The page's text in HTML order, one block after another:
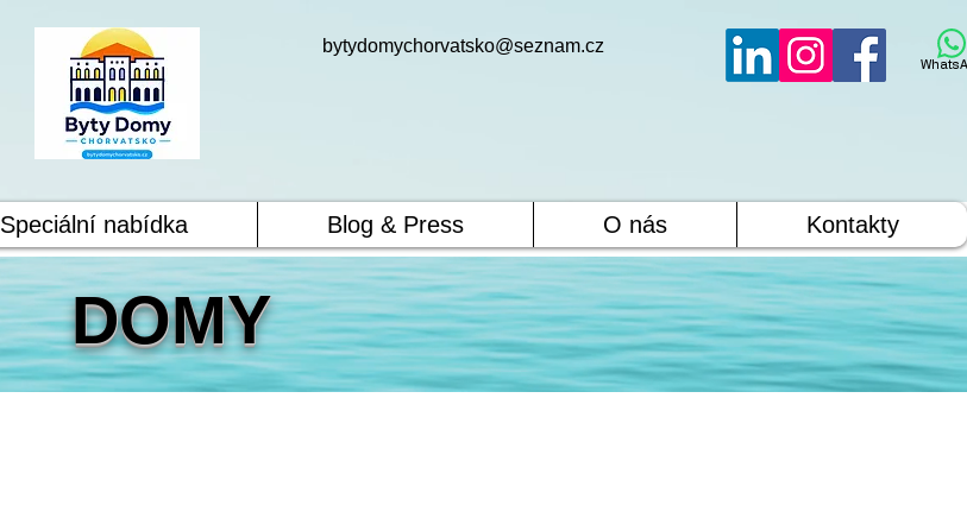
bytydomychorvatsko@seznam.cz
Speciální nabídka Blog & Press O nás Kontakty
DOMY